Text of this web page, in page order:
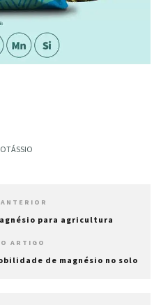
para agricultura
ARTIGO
de magnésio no solo